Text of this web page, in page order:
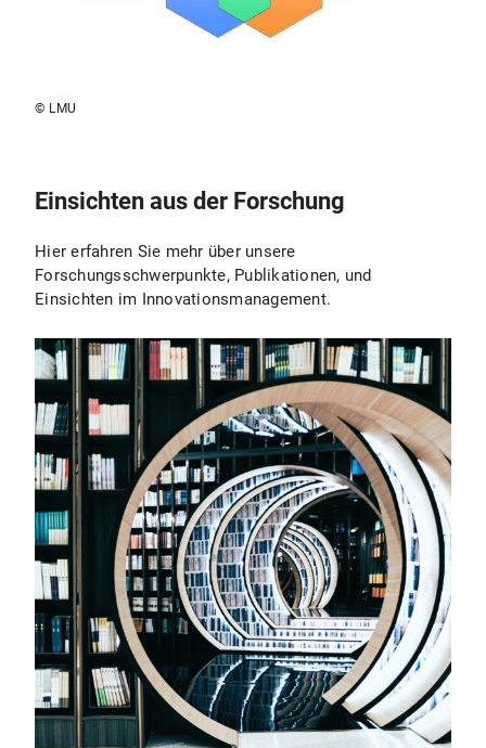
© LMU
Einsichten aus der Forschung
Hier erfahren Sie mehr über unsere
Forschungsschwerpunkte, Publikationen, und
Einsichten im Innovationsmanagement.